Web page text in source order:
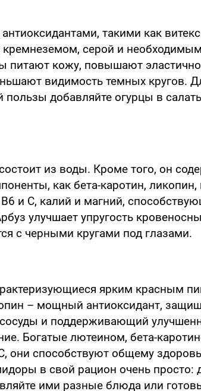
такими как
кремнеземом, серой и
питают кожу, повышают
видимость темных кругов.
пользы добавляйте огурцы в
из воды. Кроме того, он
как бета-каротин, ликопин,
и C, калий и магний,
улучшает упругость
с черными кругами под глазами.
ярким красным
– мощный антиоксидант,
и поддерживающий
Богатые лютеином, бета-
они способствуют общему
в свой рацион очень просто:
ими разные блюда или